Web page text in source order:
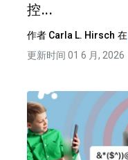
控...
作者 Carla L. Hirsch 在
更新时间 01 6 月, 2026